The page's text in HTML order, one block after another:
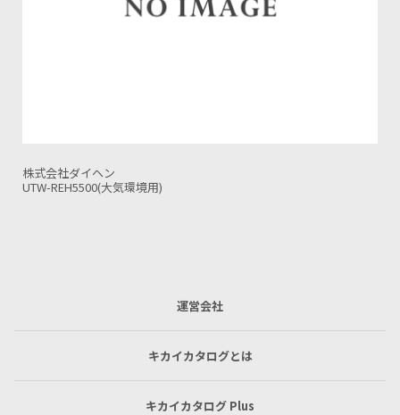
UT-AFX3000NM (大気環境用)
運営会社
キカイカタログとは
キカイカタログ Plus